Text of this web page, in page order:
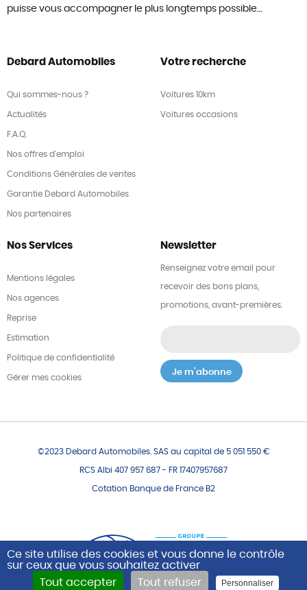
puisse vous accompagner le plus longtemps possible…
Debard Automobiles
Qui sommes-nous ?
Actualités
F.A.Q.
Nos offres d'emploi
Conditions Générales de ventes
Garantie Debard Automobiles
Nos partenaires
Votre recherche
Voitures 10km
Voitures occasions
Nos Services
Mentions légales
Nos agences
Reprise
Estimation
Politique de confidentialité
Gérer mes cookies
Newsletter
Renseignez votre email pour
recevoir des bons plans,
promotions, avant-premières.
©2023 Debard Automobiles. SAS au capital de 5 051 550 €
RCS Albi 407 957 687 - FR 17407957687
Cotation Banque de France B2
Ce site utilise des cookies et vous donne le contrôle
sur ceux que vous souhaitez activer
Tout accepter
Tout refuser Personnaliser